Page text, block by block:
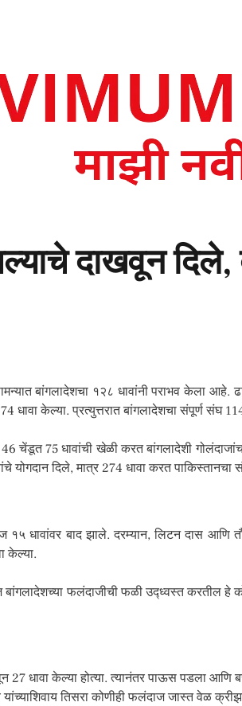
दाखवून
बांगलादेशचा १२८ धावांनी पराभव केला आहे.
धावा केल्या. प्रत्युत्तरात बांगलादेशचा संपूर्ण संघ
75 धावांची खेळी करत बांगलादेशी
योगदान दिले, मात्र 274 धावा करत पाकिस्तानचा
धावांवर बाद झाले. दरम्यान, लिटन दास आणि
केल्या.
बांगलादेशच्या फलंदाजीची फळी उद्ध्वस्त
27 धावा केल्या होत्या. त्यानंतर पाऊस पडला
तिसरा कोणीही फलंदाज जास्त वेळ